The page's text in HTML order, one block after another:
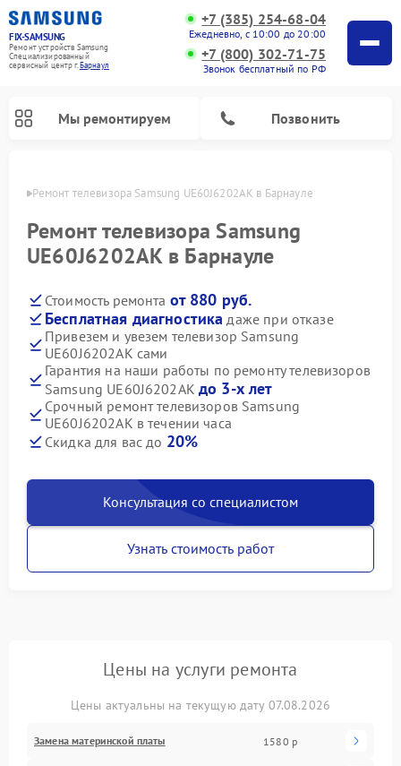
FIX-SAMSUNG
Ремонт устройств Samsung
Специализированный
cервисный центр г.Барнаул
+7 (385) 254-68-04
Ежедневно, с 10:00 до 20:00
+7 (800) 302-71-75
Звонок бесплатный по РФ
Мы ремонтируем Позвонить
Ремонт телевизора Samsung UE60J6202AK в Барнауле
Ремонт телевизора Samsung
UE60J6202AK в Барнауле
Стоимость ремонта от 880 руб.
Бесплатная диагностика даже при отказе
Привезем и увезем телевизор Samsung
UE60J6202AK сами
Гарантия на наши работы по ремонту телевизоров
Samsung UE60J6202AK до 3-х лет
Срочный ремонт телевизоров Samsung
UE60J6202AK в течении часа
Скидка для вас до 20%
Консультация со специалистом
Узнать стоимость работ
Цены на услуги ремонта
Цены актуальны на текущую дату 07.08.2026
Замена материнской платы 1580 р